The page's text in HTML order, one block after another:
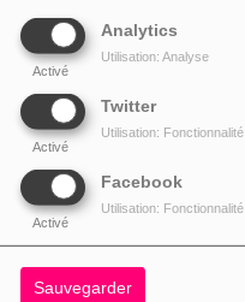
Analytics
Activé
Utilisation: Analyse
Twitter
Activé
Utilisation: Fonctionnalité
Facebook
Activé
Utilisation: Fonctionnalité
Sauvegarder